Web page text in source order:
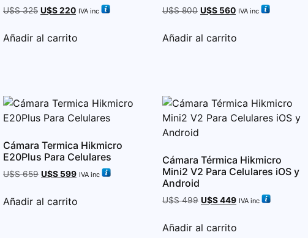
U$S325 U$S220 IVA inc
Añadir al carrito
U$S800 U$S 560 IVA inc
Añadir al carrito
Cámara Termica Hikmicro
E20Plus Para Celulares
U$S659 U$S 599 IVA inc
Añadir al carrito
Cámara Térmica Hikmicro
Mini2 V2 Para Celulares iOS y
Android
U$S499 U$S449 IVA inc
Añadir al carrito